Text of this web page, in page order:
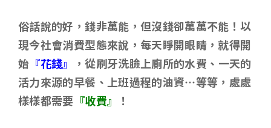
俗話說的好，錢非萬能，但沒錢卻萬萬不能！以
現今社會消費型態來說，每天睜開眼睛，就得開
始 『花錢』
，從刷牙洗臉上廁所的水費、一天的
活力來源的早餐、上班過程的油資…等等，處處
樣樣都需要 『收費』 ！